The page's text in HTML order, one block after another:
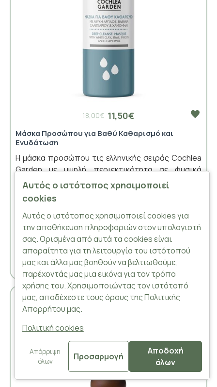
11,50€
18,00€
Μάσκα Προσώπου για Βαθύ Καθαρισμό και
Ενυδάτωση
Η μάσκα προσώπου τις ελληνικής σειράς Cochlea
Garden με υψηλή περιεκτικότητα σε φυσικά
συστατικά και βοτανικά εκχυλίσματα,
απομακρύνει αποτελεσματικά ρύπους, σμήγμα και
νεκρά κύτταρα. Καθαρίζει σε βάθος την
επιδερμίδα, καταλήγοντας σε ένα φρέσκο και
ενυδατωμένο πρόσωπο. Η μάσκα προσώπου με
βλέννα..
-30 %
Αυτός ο ιστότοπος χρησιμοποιεί
cookies
Αυτός ο ιστότοπος χρησιμοποιεί cookies για
την αποθήκευση πληροφοριών στον υπολογιστή
σας. Ορισμένα από αυτά τα cookies είναι
απαραίτητα για τη λειτουργία του ιστότοπού
μας και άλλα μας βοηθούν να βελτιωθούμε,
παρέχοντάς μας μια εικόνα για τον τρόπο
χρήσης του. Χρησιμοποιώντας τον ιστότοπό
μας, αποδέχεστε τους όρους της Πολιτικής
Απορρήτου μας.
Πολιτική cookies
Απόρριψη
όλων
Προσαρμογή
Αποδοχή
όλων